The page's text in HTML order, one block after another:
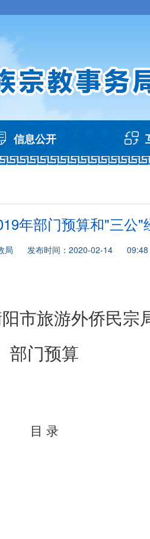
信息公开
年部门预算和"三公"
教局 发布时间：2020-02-14 09:48
市旅游外侨民宗
部门预算
目 录